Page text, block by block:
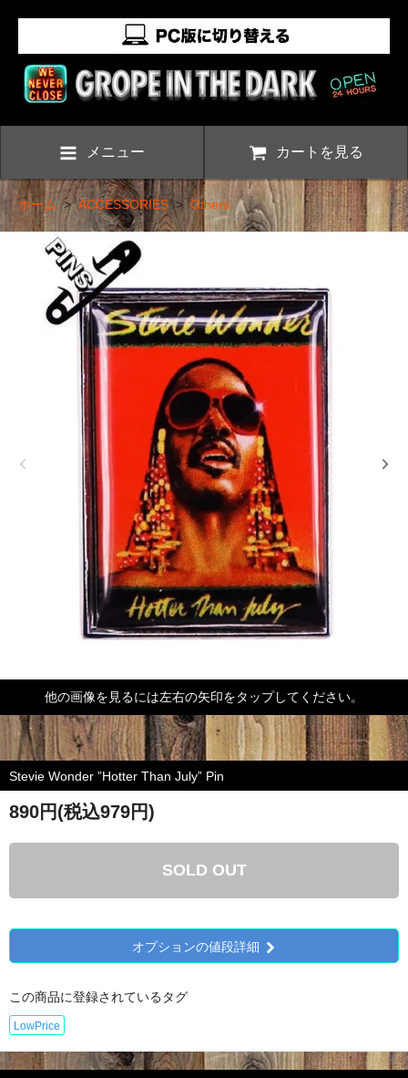
メニュー カートを見る
ホーム>ACCESSORIES>Others
他の画像を見るには左右の矢印をタップしてください。
Stevie Wonder ”Hotter Than July” Pin
890円(税込979円)
SOLD OUT
オプションの値段詳細
この商品に登録されているタグ
LowPrice